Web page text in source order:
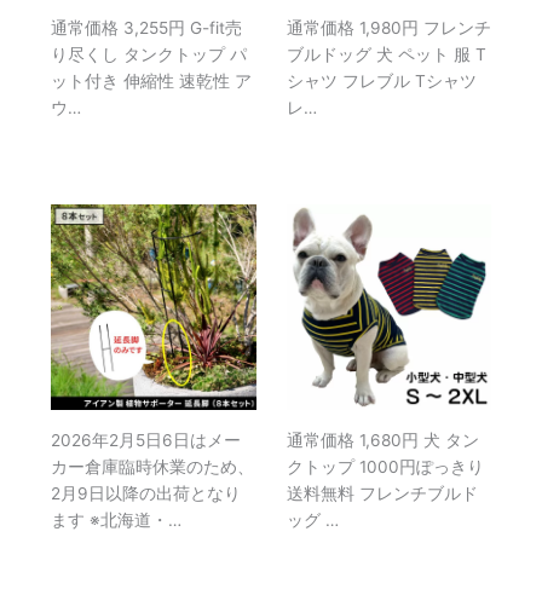
通常価格 3,255円 G-fit売
り尽くし タンクトップ パ
ット付き 伸縮性 速乾性 ア
ウ…
通常価格 1,980円 フレンチ
ブルドッグ 犬 ペット 服 T
シャツ フレブル Tシャツ
レ…
2026年2月5日6日はメー
カー倉庫臨時休業のため、
2月9日以降の出荷となり
ます ※北海道・…
通常価格 1,680円 犬 タン
クトップ 1000円ぽっきり
送料無料 フレンチブルド
ッグ …